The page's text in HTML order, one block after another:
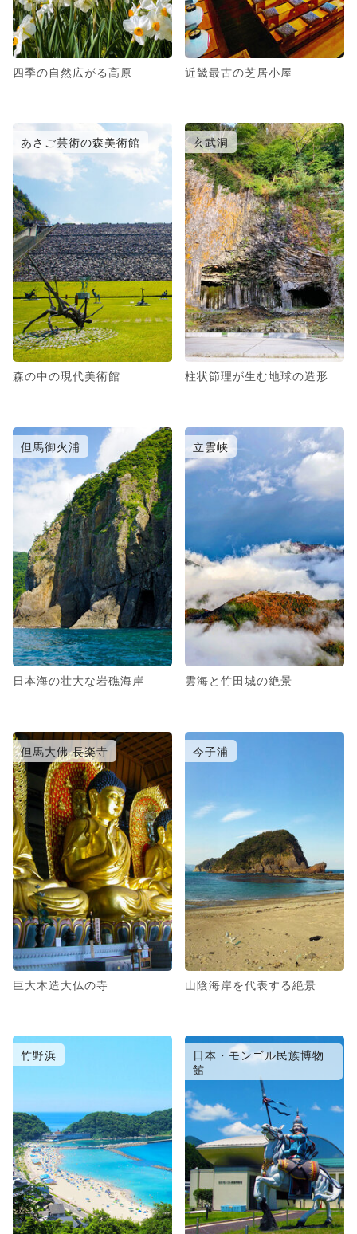
四季の自然広がる高原 近畿最古の芝居小屋
あさご芸術の森美術館
森の中の現代美術館
玄武洞
柱状節理が生む地球の造形
但馬御火浦
日本海の壮大な岩礁海岸
立雲峡
雲海と竹田城の絶景
但馬大佛 長楽寺
巨大木造大仏の寺
今子浦
山陰海岸を代表する絶景
竹野浜
日本・モンゴル民族博物
館